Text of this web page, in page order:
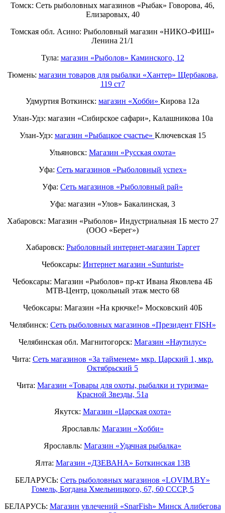
Томск: Сеть рыболовных магазинов «Рыбак» Говорова, 46,
Елизаровых, 40
Томская обл. Асино: Рыболовный магазин «НИКО-ФИШ»
Ленина 21/1
Тула: магазин «Рыболов» Каминского, 12
Тюмень: магазин товаров для рыбалки «Хантер» Щербакова,
119 ст7
Удмуртия Воткинск: магазин «Хобби» Кирова 12а
Улан-Удэ: магазин «Сибирское сафари», Калашникова 10а
Улан-Удэ: магазин «Рыбацкое счастье» Ключевская 15
Ульяновск: Магазин «Русская охота»
Уфа: Сеть магазинов «Рыболовный успех»
Уфа: Сеть магазинов «Рыболовный рай»
Уфа: магазин «Улов» Бакалинская, 3
Хабаровск: Магазин «Рыболов» Индустриальная 1Б место 27
(ООО «Берег»)
Хабаровск: Рыболовный интернет-магазин Таргет
Чебоксары: Интернет магазин «Sunturist»
Чебоксары: Магазин «Рыболов» пр-кт Ивана Яковлева 4Б
МТВ-Центр, цокольный этаж место 68
Чебоксары: Магазин «На крючке!» Московский 40Б
Челябинск: Сеть рыболовных магазинов «Президент FISH»
Челябинская обл. Магнитогорск: Магазин «Наутилус»
Чита: Сеть магазинов «За тайменем» мкр. Царский 1, мкр.
Октябрьский 5
Чита: Магазин «Товары для охоты, рыбалки и туризма»
Красной Звезды, 51а
Якутск: Магазин «Царская охота»
Ярославль: Магазин «Хобби»
Ярославль: Магазин «Удачная рыбалка»
Ялта: Магазин «ДЗЕВАНА» Боткинская 13В
БЕЛАРУСЬ: Сеть рыболовных магазинов «LOVIM.BY»
Гомель, Богдана Хмельницкого, 67, 60 СССР, 5
БЕЛАРУСЬ: Магазин увлечений «SnarFish» Минск Алибегова